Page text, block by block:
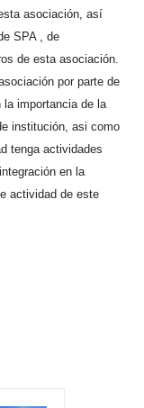
asociación, así
SPA , de
de esta asociación.
por parte de
importancia de la
institución, asi como
tenga actividades
en la
actividad de este